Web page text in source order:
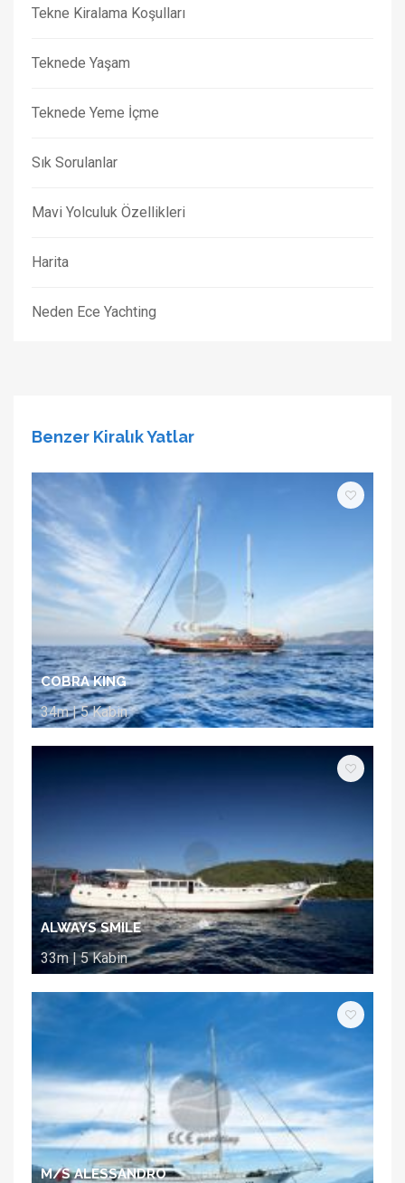
Tekne Kiralama Koşulları
Teknede Yaşam
Teknede Yeme İçme
Sık Sorulanlar
Mavi Yolculuk Özellikleri
Harita
Neden Ece Yachting
Benzer Kiralık Yatlar
COBRA KING
34m | 5 Kabin
ALWAYS SMILE
33m | 5 Kabin
M/S ALESSANDRO